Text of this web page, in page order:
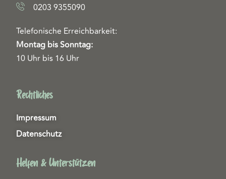
0203 9355090
Telefonische Erreichbarkeit:
Montag bis Sonntag:
10 Uhr bis 16 Uhr
Rechtliches
Impressum
Datenschutz
Helfen & Unterstützen